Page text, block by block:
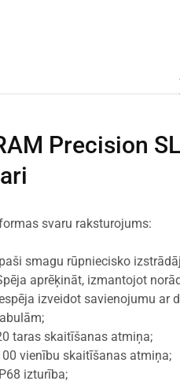
Precision
svaru raksturojums:
smagu rūpniecisko
aprēķināt, izmantojot
izveidot savienojumu ar
taras skaitīšanas atmiņa;
vienību skaitīšanas atmiņa;
izturība;